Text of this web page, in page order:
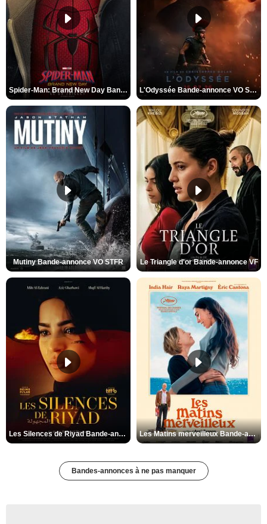
Spider-Man: Brand New Day Bande-annonce VO STFR L'Odyssée Bande-annonce VO STFR
Mutiny Bande-annonce VO STFR Le Triangle d'or Bande-annonce VF
Les Silences de Riyad Bande-annonce VO STFR Les Matins merveilleux Bande-annonce VF
Bandes-annonces à ne pas manquer